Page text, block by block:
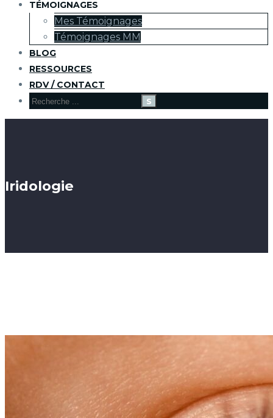
TÉMOIGNAGES
Mes Témoignages
Témoignages MM
BLOG
RESSOURCES
RDV / CONTACT
Iridologie